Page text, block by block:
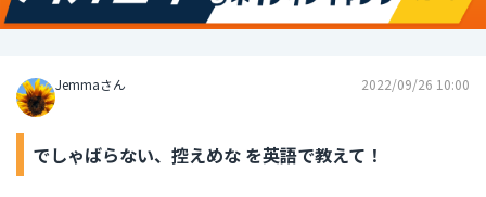
Jemmaさん 2022/09/26 10:00
でしゃばらない、控えめな を英語で教えて！